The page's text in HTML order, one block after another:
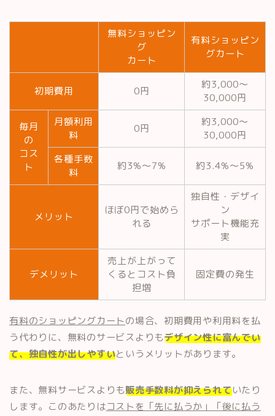
無料ショッピン
グ
カート
有料ショッピン
グカート
初期費用 0円
約3,000～
30,000円
毎月
の
コス
ト
月額利用
料
0円
約3,000～
30,000円
各種手数
料
約3%～7% 約3.4%～5%
メリット
ほぼ0円で始めら
れる
独自性・デザイ
ン
サポート機能充
実
デメリット
売上が上がって
くるとコスト負
担増
固定費の発生
有料のショッピングカートの場合、初期費用や利用料を払
う代わりに、無料のサービスよりもデザイン性に富んでい
て、独自性が出しやすいというメリットがあります。
また、無料サービスよりも販売手数料が抑えられていたり
します。このあたりはコストを「先に払うか」「後に払う